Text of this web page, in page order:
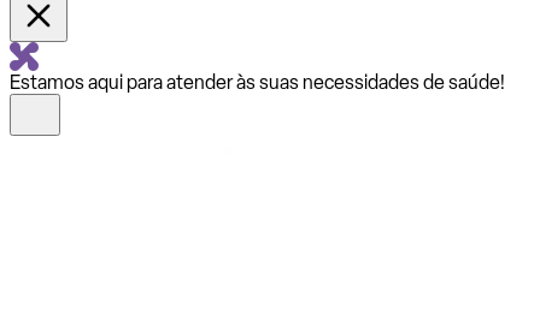
Estamos aqui para atender às suas necessidades de saúde!